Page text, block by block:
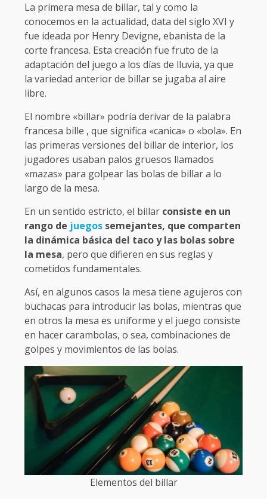
La primera mesa de billar, tal y como la
conocemos en la actualidad, data del siglo XVI y
fue ideada por Henry Devigne, ebanista de la
corte francesa. Esta creación fue fruto de la
adaptación del juego a los días de lluvia, ya que
la variedad anterior de billar se jugaba al aire
libre.
El nombre «billar» podría derivar de la palabra
francesa bille , que significa «canica» o «bola». En
las primeras versiones del billar de interior, los
jugadores usaban palos gruesos llamados
«mazas» para golpear las bolas de billar a lo
largo de la mesa.
En un sentido estricto, el billar consiste en un
rango de juegos semejantes, que comparten
la dinámica básica del taco y las bolas sobre
la mesa, pero que difieren en sus reglas y
cometidos fundamentales.
Así, en algunos casos la mesa tiene agujeros con
buchacas para introducir las bolas, mientras que
en otros la mesa es uniforme y el juego consiste
en hacer carambolas, o sea, combinaciones de
golpes y movimientos de las bolas.
Elementos del billar